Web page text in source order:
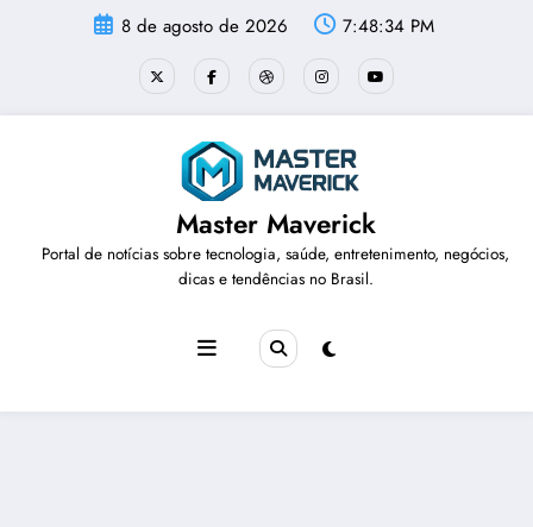
8 de agosto de 2026 7:48:34 PM
Master Maverick
Portal de notícias sobre tecnologia, saúde, entretenimento, negócios,
dicas e tendências no Brasil.